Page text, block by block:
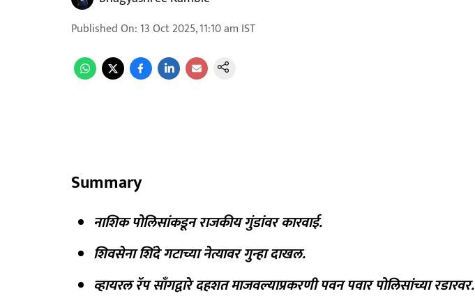
Published On: 13 Oct 2025, 11:10 am IST
Summary
नाशिक पोलिसांकडून राजकीय गुंडांवर कारवाई.
शिवसेना शिंदे गटाच्या नेत्यावर गुन्हा दाखल.
व्हायरल रॅप साँगद्वारे दहशत माजवल्याप्रकरणी पवन पवार पोलिसांच्या रडारवर.